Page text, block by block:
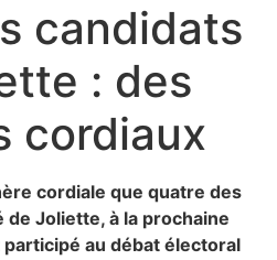
candidats
: des
cordiaux
cordiale que quatre des
Joliette, à la prochaine
au débat électoral